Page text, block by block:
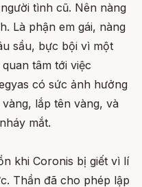
tình cũ. Nên nàng
Là phận em gái, nàng
sầu, bực bội vì một
tâm tới việc
có sức ảnh hưởng
lắp tên vàng, và
mắt.
khi Coronis bị giết vì lí
Thần đã cho phép lập